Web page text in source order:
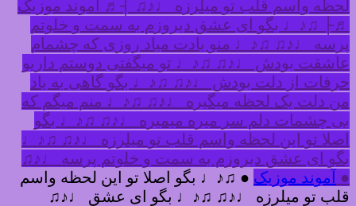
لحظه واسم قلب تو میلرزه ♩♪♫ ┤♬ آموند موزیک
♬├ ♫♪♩ بگو ای عشق دیروزم به سمت و خلوتم
پرسه ♩♪♫ ♫♪♩ منو یادت میاد روزی که چشمام
عاشقت بودش ♩♪♫ ♫♪♩ تو میگفتی دوستم داریو
حرفات از دلت بودش ♩♪♫ ♫♪♩ بگو گاهی به یاد
من دلت یک لحظه میگیره ♩♪♫ ♫♪♩ منم میگم که
بی چشمات دلم سر میره میمیره ♩♪♫ ♫♪♩ بگو
اصلا تو این لحظه واسم قلب تو میلرزه ♩♪♫ ♫♪♩
بگو ای عشق دیروزم به سمت و خلوتم پرسه ♩♪♫
●
آموند موزیک ● ♫♪♩ بگو اصلا تو این لحظه واسم
قلب تو میلرزه ♩♪♫ ♫♪♩ بگو ای عشق ♩♪♫